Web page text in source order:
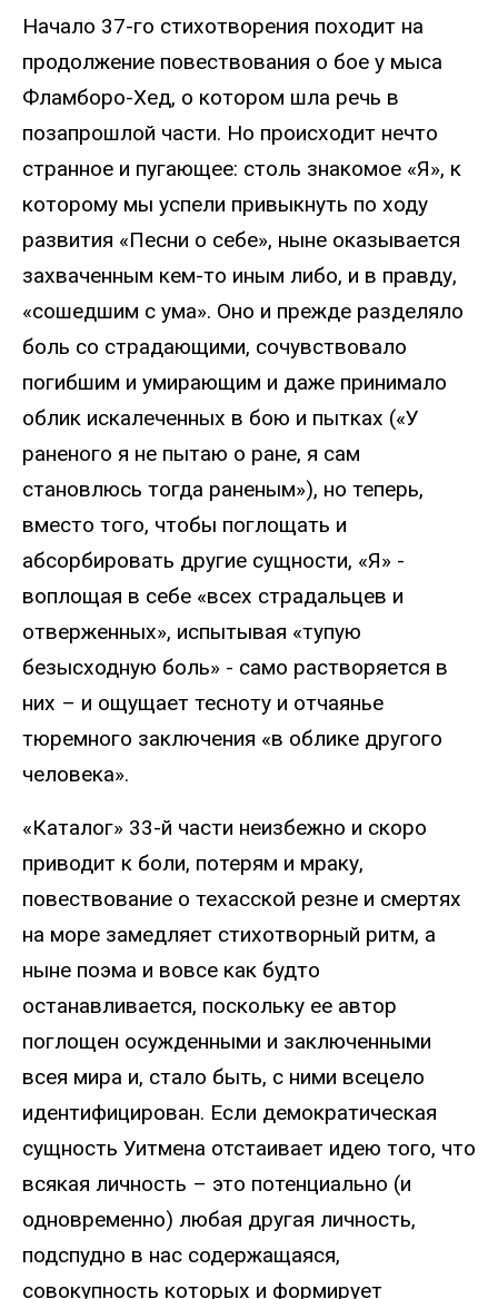
Начало 37-го стихотворения походит на
продолжение повествования о бое у мыса
Фламборо-Хед, о котором шла речь в
позапрошлой части. Но происходит нечто
странное и пугающее: столь знакомое «Я», к
которому мы успели привыкнуть по ходу
развития «Песни о себе», ныне оказывается
захваченным кем-то иным либо, и в правду,
«сошедшим с ума». Оно и прежде разделяло
боль со страдающими, сочувствовало
погибшим и умирающим и даже принимало
облик искалеченных в бою и пытках («У
раненого я не пытаю о ране, я сам
становлюсь тогда раненым»), но теперь,
вместо того, чтобы поглощать и
абсорбировать другие сущности, «Я» -
воплощая в себе «всех страдальцев и
отверженных», испытывая «тупую
безысходную боль» - само растворяется в
них – и ощущает тесноту и отчаянье
тюремного заключения «в облике другого
человека».
«Каталог» 33-й части неизбежно и скоро
приводит к боли, потерям и мраку,
повествование о техасской резне и смертях
на море замедляет стихотворный ритм, а
ныне поэма и вовсе как будто
останавливается, поскольку ее автор
поглощен осужденными и заключенными
всея мира и, стало быть, с ними всецело
идентифицирован. Если демократическая
сущность Уитмена отстаивает идею того, что
всякая личность – это потенциально (и
одновременно) любая другая личность,
подспудно в нас содержащаяся,
совокупность которых и формирует